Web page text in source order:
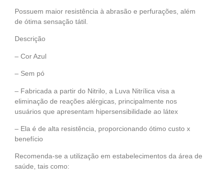
Possuem maior resistência à abrasão e perfurações, além
de ótima sensação tátil.
Descrição
– Cor Azul
– Sem pó
– Fabricada a partir do Nitrilo, a Luva Nitrílica visa a
eliminação de reações alérgicas, principalmente nos
usuários que apresentam hipersensibilidade ao látex
– Ela é de alta resistência, proporcionando ótimo custo x
benefício
Recomenda-se a utilização em estabelecimentos da área de
saúde, tais como: